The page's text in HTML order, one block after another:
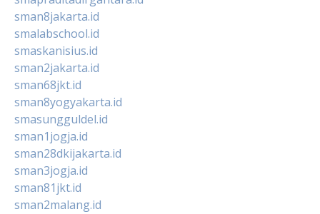
sman8jakarta.id
smalabschool.id
smaskanisius.id
sman2jakarta.id
sman68jkt.id
sman8yogyakarta.id
smasungguldel.id
sman1jogja.id
sman28dkijakarta.id
sman3jogja.id
sman81jkt.id
sman2malang.id